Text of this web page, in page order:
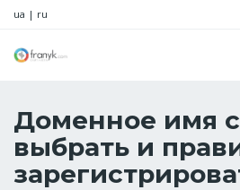
ua | ru
Доменное имя
выбрать и